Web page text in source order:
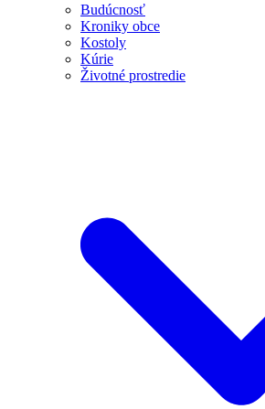
Budúcnosť
Kroniky obce
Kostoly
Kúrie
Životné prostredie